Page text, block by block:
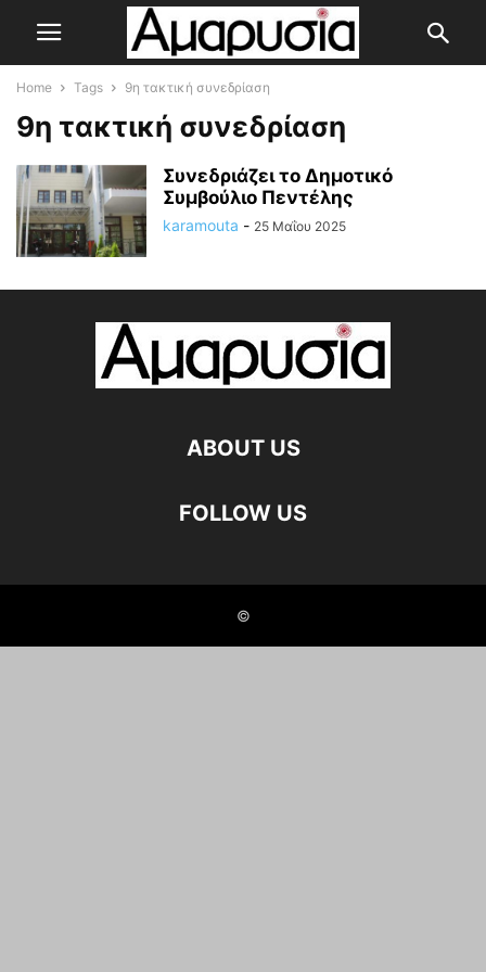
Home Tags 9η τακτική συνεδρίαση
9η τακτική συνεδρίαση
Συνεδριάζει το Δημοτικό
Συμβούλιο Πεντέλης
karamouta - 25 Μαΐου 2025
ABOUT US
FOLLOW US
©